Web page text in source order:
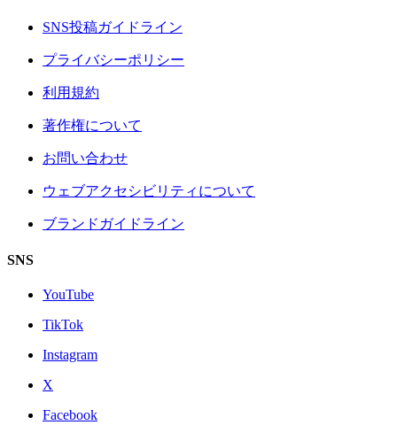
SNS投稿ガイドライン
プライバシーポリシー
利用規約
著作権について
お問い合わせ
ウェブアクセシビリティについて
ブランドガイドライン
SNS
YouTube
TikTok
Instagram
X
Facebook